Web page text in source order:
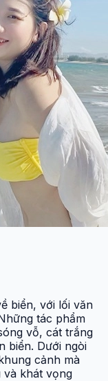
biển, với lối văn
tác phẩm
vỗ, cát trắng
biển. Dưới ngòi
cảnh mà
và khát vọng